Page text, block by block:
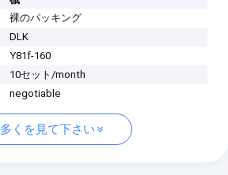
裸のパッキング
DLK
Y81f-160
10セット/month
negotiable
多くを見て下さい